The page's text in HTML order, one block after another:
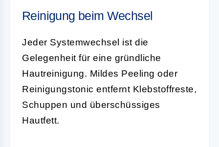
Reinigung beim Wechsel
Jeder Systemwechsel ist die
Gelegenheit für eine gründliche
Hautreinigung. Mildes Peeling oder
Reinigungstonic entfernt Klebstoffreste,
Schuppen und überschüssiges
Hautfett.